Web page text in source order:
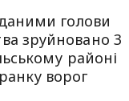
голови
зруйновано 3
районі
ворог